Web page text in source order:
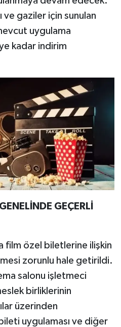
ve gaziler için sunulan
uygulama
kadar indirim
GEÇERLİ
film özel biletlerine ilişkin
zorunlu hale getirildi.
salonu işletmeci
birliklerinin
üzerinden
uygulaması ve diğer